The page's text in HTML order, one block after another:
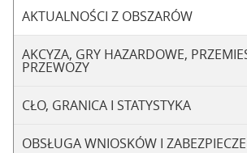
AKTUALNOŚCI Z OBSZARÓW
AKCYZA, GRY HAZARDOWE,
PRZEWOZY
CŁO, GRANICA I STATYSTYKA
OBSŁUGA WNIOSKÓW I